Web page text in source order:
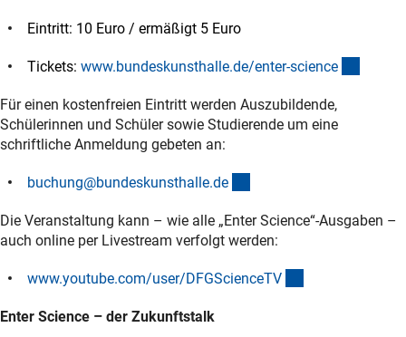
Eintritt: 10 Euro / ermäßigt 5 Euro
Tickets: www.bundeskunsthalle.de/enter-science
Für einen kostenfreien Eintritt werden Auszubildende,
Schülerinnen und Schüler sowie Studierende um eine
schriftliche Anmeldung gebeten an:
buchung@bundeskunsthalle.de
Die Veranstaltung kann – wie alle „Enter Science“-Ausgaben –
auch online per Livestream verfolgt werden:
www.youtube.com/user/DFGScienceTV
Enter Science – der Zukunftstalk